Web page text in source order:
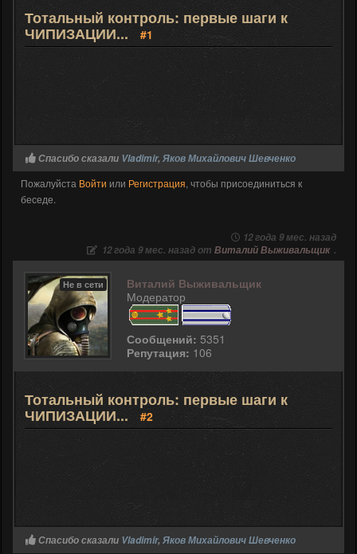
Тотальный контроль: первые шаги к
ЧИПИЗАЦИИ... #1
Спасибо сказали Vladimir, Яков Михайлович Шевченко
Пожалуйста Войти или Регистрация, чтобы присоединиться к
беседе.
12 года 9 мес. назад
12 года 9 мес. назад от Виталий Выживальщик .
Не в сети
Виталий Выживальщик
Модератор
Сообщений: 5351
Репутация: 106
Тотальный контроль: первые шаги к
ЧИПИЗАЦИИ... #2
Спасибо сказали Vladimir, Яков Михайлович Шевченко